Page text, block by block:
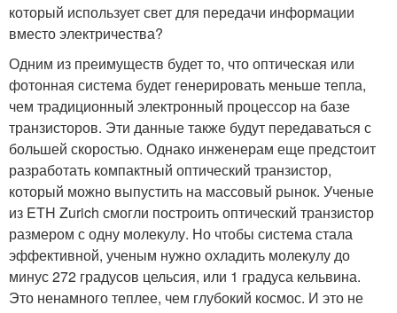
который использует свет для передачи информации
вместо электричества?
Одним из преимуществ будет то, что оптическая или
фотонная система будет генерировать меньше тепла,
чем традиционный электронный процессор на базе
транзисторов. Эти данные также будут передаваться с
большей скоростью. Однако инженерам еще предстоит
разработать компактный оптический транзистор,
который можно выпустить на массовый рынок. Ученые
из ETH Zurich смогли построить оптический транзистор
размером с одну молекулу. Но чтобы система стала
эффективной, ученым нужно охладить молекулу до
минус 272 градусов цельсия, или 1 градуса кельвина.
Это ненамного теплее, чем глубокий космос. И это не